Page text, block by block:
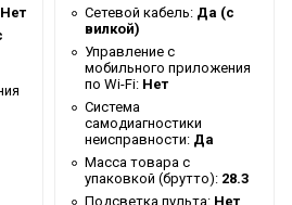
мощность
0.95
9000
горячего
Да
2 года
Нет
Сетевой кабель: Да (с
вилкой)
Управление c
мобильного приложения
по Wi-Fi: Нет
Система
самодиагностики
неисправности: Да
Масса товара с
упаковкой (брутто): 28.3
Подсветка пульта: Нет